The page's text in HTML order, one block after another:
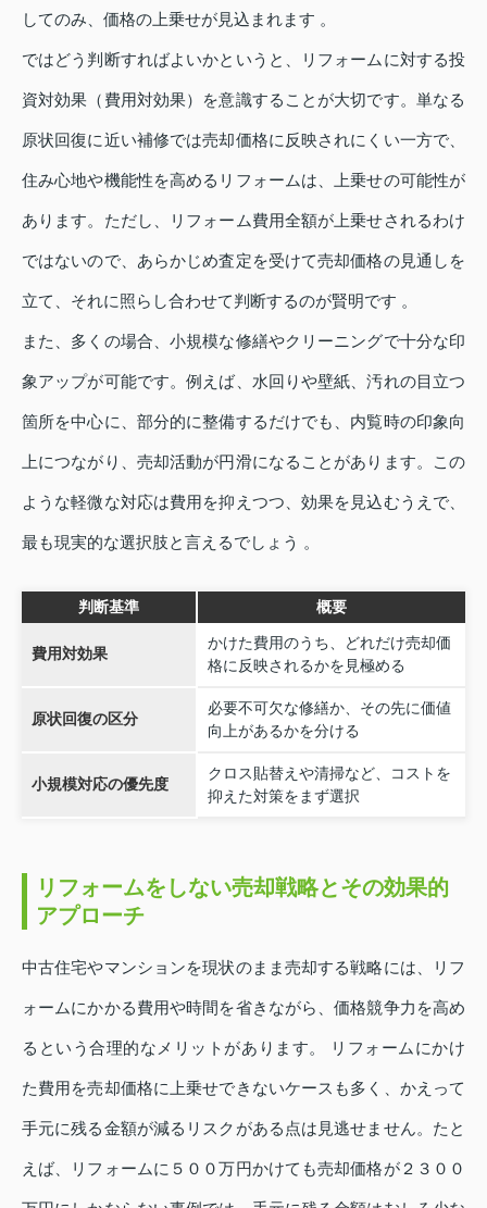
してのみ、価格の上乗せが見込まれます 。
ではどう判断すればよいかというと、リフォームに対する投
資対効果（費用対効果）を意識することが大切です。単なる
原状回復に近い補修では売却価格に反映されにくい一方で、
住み心地や機能性を高めるリフォームは、上乗せの可能性が
あります。ただし、リフォーム費用全額が上乗せされるわけ
ではないので、あらかじめ査定を受けて売却価格の見通しを
立て、それに照らし合わせて判断するのが賢明です 。
また、多くの場合、小規模な修繕やクリーニングで十分な印
象アップが可能です。例えば、水回りや壁紙、汚れの目立つ
箇所を中心に、部分的に整備するだけでも、内覧時の印象向
上につながり、売却活動が円滑になることがあります。この
ような軽微な対応は費用を抑えつつ、効果を見込むうえで、
最も現実的な選択肢と言えるでしょう 。
判断基準 概要
費用対効果
かけた費用のうち、どれだけ売却価
格に反映されるかを見極める
原状回復の区分
必要不可欠な修繕か、その先に価値
向上があるかを分ける
小規模対応の優先度
クロス貼替えや清掃など、コストを
抑えた対策をまず選択
リフォームをしない売却戦略とその効果的
アプローチ
中古住宅やマンションを現状のまま売却する戦略には、リフ
ォームにかかる費用や時間を省きながら、価格競争力を高め
るという合理的なメリットがあります。 リフォームにかけ
た費用を売却価格に上乗せできないケースも多く、かえって
手元に残る金額が減るリスクがある点は見逃せません。たと
えば、リフォームに５００万円かけても売却価格が２３００